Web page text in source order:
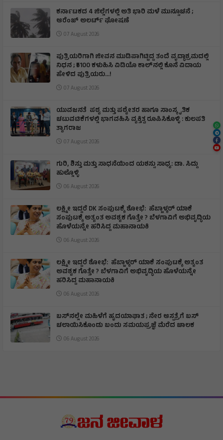
ಕರ್ನಾಟಕದ 4 ಜಿಲ್ಲೆಗಳಲ್ಲಿ ಅತಿ ಭಾರಿ ಮಳೆ ಮುನ್ಸೂಚನೆ ;
ಆರೆಂಜ್‌ ಅಲರ್ಟ್‌ ಘೋಷಣೆ
07 August 2026
ಪುತ್ರಿಯರಿಗಾಗಿ ಜೀವನ ಮುಡಿಪಾಗಿಟ್ಟಿದ್ದ ತಂದೆ ವೃದ್ಧಾಶ್ರಮದಲ್ಲಿ
ನಿಧನ ; ₹5100 ಕಳುಹಿಸಿ ವಿಡಿಯೊ ಕಾಲ್‌ನಲ್ಲಿ ಕೊನೆ ವಿದಾಯ
ಹೇಳಿದ ಪುತ್ರಿಯರು...!
07 August 2026
ಯುವಜನತೆ ಪಠ್ಯ ಮತ್ತು ಪಠ್ಯೇತರ ಹಾಗೂ ಸಾಂಸ್ಕೃತಿಕ
ಚಟುವಟಿಕೆಗಳಲ್ಲಿ ಭಾಗವಹಿಸಿ ವ್ಯಕ್ತಿತ್ವ ರೂಪಿಸಿಕೊಳ್ಳಿ : ಕುಲಪತಿ
ತ್ಯಾಗರಾಜ
07 August 2026
ಗುರಿ, ಶಿಸ್ತು ಮತ್ತು ಸಾಧನೆಯಿಂದ ಯಶಸ್ಸು ಸಾಧ್ಯ: ಡಾ. ಸಿದ್ದು
ಹುಲ್ಲೊಳ್ಳಿ
06 August 2026
ಲಕ್ಷ್ಮೀ ಇದ್ದರೆ DK ಸಂಪುಟಕ್ಕೆ ಶೋಭೆ: ಹೆಬ್ಬಾಳ್ಕರ್ ಯಾಕೆ
ಸಂಪುಟಕ್ಕೆ ಅತ್ಯಂತ ಅವಶ್ಯಕ ಗೊತ್ತೇ ? ಬೆಳಗಾವಿಗೆ ಅಭಿವೃದ್ಧಿಯ
ಹೊಳೆಯನ್ನೇ ಹರಿಸಿದ್ದ ಮಹಾನಾಯಕಿ
06 August 2026
ಲಕ್ಷ್ಮೀ ಇದ್ದರೆ ಶೋಭೆ: ಹೆಬ್ಬಾಳ್ಕರ್ ಯಾಕೆ ಸಂಪುಟಕ್ಕೆ ಅತ್ಯಂತ
ಅವಶ್ಯಕ ಗೊತ್ತೇ ? ಬೆಳಗಾವಿಗೆ ಅಭಿವೃದ್ಧಿಯ ಹೊಳೆಯನ್ನೇ
ಹರಿಸಿದ್ದ ಮಹಾನಾಯಕಿ
06 August 2026
ಬಸ್‌ನಲ್ಲೇ ಮಹಿಳೆಗೆ ಹೃದಯಾಘಾತ ; ನೇರ ಆಸ್ಪತ್ರೆಗೆ ಬಸ್‌
ಚಲಾಯಿಸಿಕೊಂಡು ಬಂದು ಸಮಯಪ್ರಜ್ಞೆ ಮೆರೆದ ಚಾಲಕ
06 August 2026